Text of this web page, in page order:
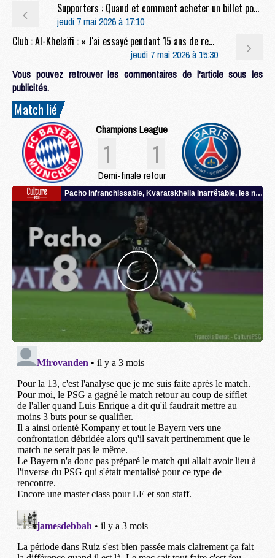
Supporters : Quand et comment acheter un billet pour la finale PSG/Arsenal ?
jeudi 7 mai 2026 à 17:10
Club : Al-Khelaïfi : « J'ai essayé pendant 15 ans de recruter Luis Enrique »
jeudi 7 mai 2026 à 15:30
Vous pouvez retrouver les commentaires de l'article sous les
publicités.
Match lié
Champions League
1 1
Demi-finale retour